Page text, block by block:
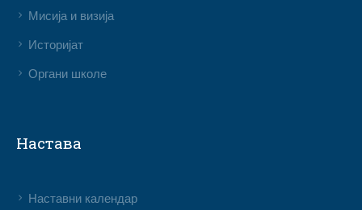
Мисија и визија
Историјат
Органи школе
Настава
Наставни календар